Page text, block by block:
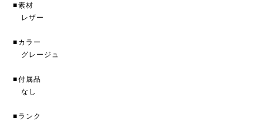
■素材
レザー
■カラー
グレージュ
■付属品
なし
■ランク